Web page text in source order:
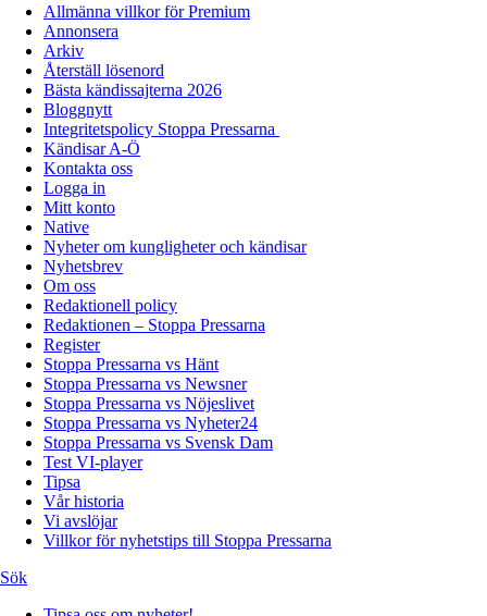
Allmänna villkor för Premium
Annonsera
Arkiv
Återställ lösenord
Bästa kändissajterna 2026
Bloggnytt
Integritetspolicy Stoppa Pressarna
Kändisar A-Ö
Kontakta oss
Logga in
Mitt konto
Native
Nyheter om kungligheter och kändisar
Nyhetsbrev
Om oss
Redaktionell policy
Redaktionen – Stoppa Pressarna
Register
Stoppa Pressarna vs Hänt
Stoppa Pressarna vs Newsner
Stoppa Pressarna vs Nöjeslivet
Stoppa Pressarna vs Nyheter24
Stoppa Pressarna vs Svensk Dam
Test VI-player
Tipsa
Vår historia
Vi avslöjar
Villkor för nyhetstips till Stoppa Pressarna
Sök